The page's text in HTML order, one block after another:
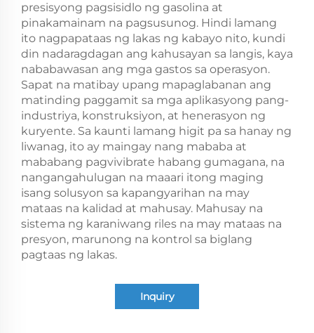
presisyong pagsisidlo ng gasolina at
pinakamainam na pagsusunog. Hindi lamang
ito nagpapataas ng lakas ng kabayo nito, kundi
din nadaragdagan ang kahusayan sa langis, kaya
nababawasan ang mga gastos sa operasyon.
Sapat na matibay upang mapaglabanan ang
matinding paggamit sa mga aplikasyong pang-
industriya, konstruksiyon, at henerasyon ng
kuryente. Sa kaunti lamang higit pa sa hanay ng
liwanag, ito ay maingay nang mababa at
mababang pagvivibrate habang gumagana, na
nangangahulugan na maaari itong maging
isang solusyon sa kapangyarihan na may
mataas na kalidad at mahusay. Mahusay na
sistema ng karaniwang riles na may mataas na
presyon, marunong na kontrol sa biglang
pagtaas ng lakas.
Inquiry